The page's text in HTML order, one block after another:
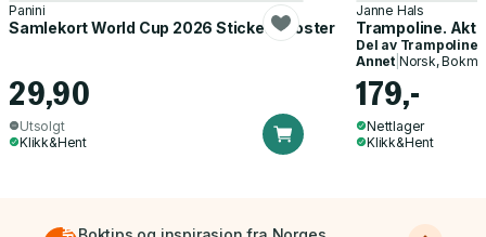
Panini
Samlekort World Cup 2026 Sticker Booster
29,90
Utsolgt
Klikk&Hent
Janne Hals
Trampoline.
Del av Trampoline
Annet| Norsk,
179,-
Nettlager
Klikk&Hent